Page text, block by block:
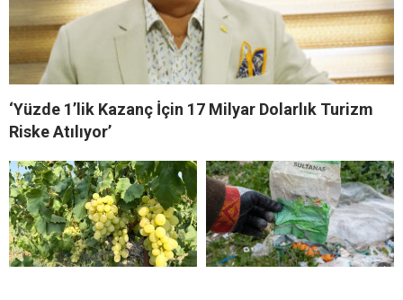
‘Yüzde 1’lik Kazanç İçin 17 Milyar Dolarlık Turizm
Riske Atılıyor’